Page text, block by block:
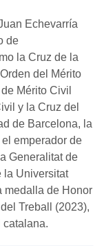
Echevarría
de
la Cruz de la
del Mérito
Mérito Civil
y la Cruz del
de Barcelona, la
emperador de
Generalitat de
la Universitat
medalla de Honor
Treball (2023),
catalana.